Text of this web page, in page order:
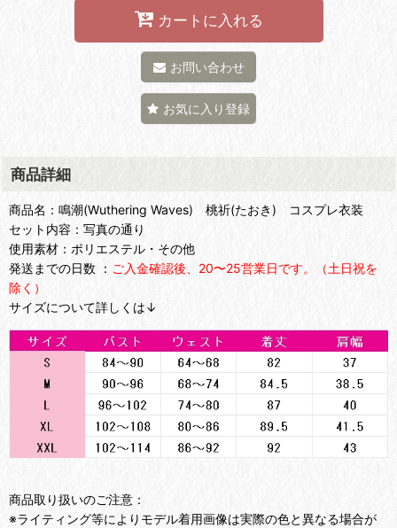
カートに入れる
お問い合わせ
お気に入り登録
商品詳細
商品名：鳴潮(Wuthering Waves) 桃祈(たおき) コスプレ衣装
セット内容：写真の通り
使用素材：ポリエステル・その他
発送までの日数 ： ご入金確認後、20〜25営業日です。（土日祝を
除く）
サイズについて詳しくは↓
商品取り扱いのご注意：
※ライティング等によりモデル着用画像は実際の色と異なる場合が